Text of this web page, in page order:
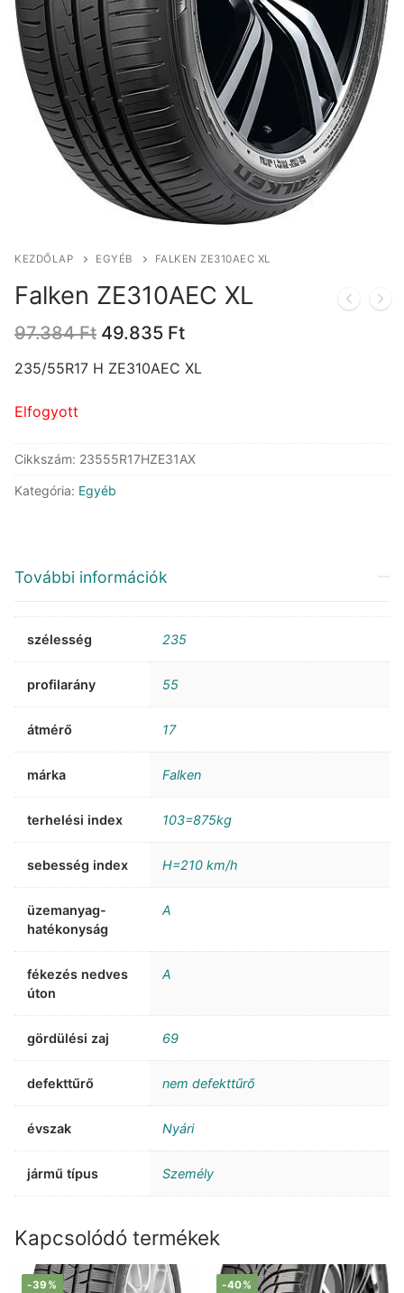
KEZDŐLAP EGYÉB FALKEN ZE310AEC XL
Falken ZE310AEC XL
97.384Ft Original
was:
49.835 FtCurrent
is:
235/55R17 H ZE310AEC XL
Elfogyott
Cikkszám: 23555R17HZE31AX
Kategória: Egyéb
További információk
szélesség 235
profilarány 55
átmérő 17
márka Falken
terhelési index 103=875kg
sebesség index H=210 km/h
üzemanyag-
hatékonyság
A
fékezés nedves
úton
A
gördülési zaj 69
defekttűrő nem defekttűrő
évszak Nyári
jármű típus Személy
Kapcsolódó termékek
-39% -40%